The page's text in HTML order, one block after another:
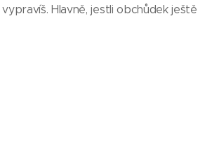
Hlavně, jestli obchůdek ještě